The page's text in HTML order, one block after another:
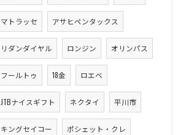
マトラッセ アサヒペンタックス
リダンダイヤル ロンジン オリンパス
フールトゥ 18金 ロエベ
JTBナイスギフト ネクタイ 平川市
キングセイコー ポシェット・クレ